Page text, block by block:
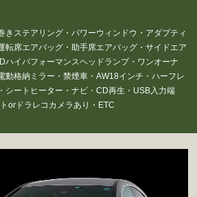
きステアリング・パワーウィンドウ・アダプティ
転席エアバッグ・助手席エアバッグ・サイドエア
ハイパフォーマンスヘッドランプ・ワンオーナ
動格納ミラー・禁煙車・AW18インチ・ハーフレ
シートヒーター・ナビ・CD再生・USB入力端
orドラレコカメラあり・ETC